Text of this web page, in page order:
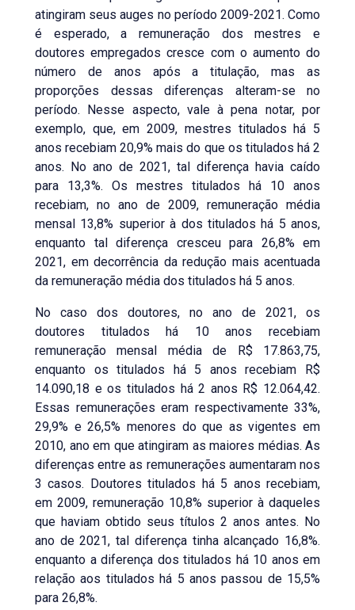
atingiram seus auges no período 2009-2021. Como
é esperado, a remuneração dos mestres e
doutores empregados cresce com o aumento do
número de anos após a titulação, mas as
proporções dessas diferenças alteram-se no
período. Nesse aspecto, vale à pena notar, por
exemplo, que, em 2009, mestres titulados há 5
anos recebiam 20,9% mais do que os titulados há 2
anos. No ano de 2021, tal diferença havia caído
para 13,3%. Os mestres titulados há 10 anos
recebiam, no ano de 2009, remuneração média
mensal 13,8% superior à dos titulados há 5 anos,
enquanto tal diferença cresceu para 26,8% em
2021, em decorrência da redução mais acentuada
da remuneração média dos titulados há 5 anos.
No caso dos doutores, no ano de 2021, os
doutores titulados há 10 anos recebiam
remuneração mensal média de R$ 17.863,75,
enquanto os titulados há 5 anos recebiam R$
14.090,18 e os titulados há 2 anos R$ 12.064,42.
Essas remunerações eram respectivamente 33%,
29,9% e 26,5% menores do que as vigentes em
2010, ano em que atingiram as maiores médias. As
diferenças entre as remunerações aumentaram nos
3 casos. Doutores titulados há 5 anos recebiam,
em 2009, remuneração 10,8% superior à daqueles
que haviam obtido seus títulos 2 anos antes. No
ano de 2021, tal diferença tinha alcançado 16,8%.
enquanto a diferença dos titulados há 10 anos em
relação aos titulados há 5 anos passou de 15,5%
para 26,8%.